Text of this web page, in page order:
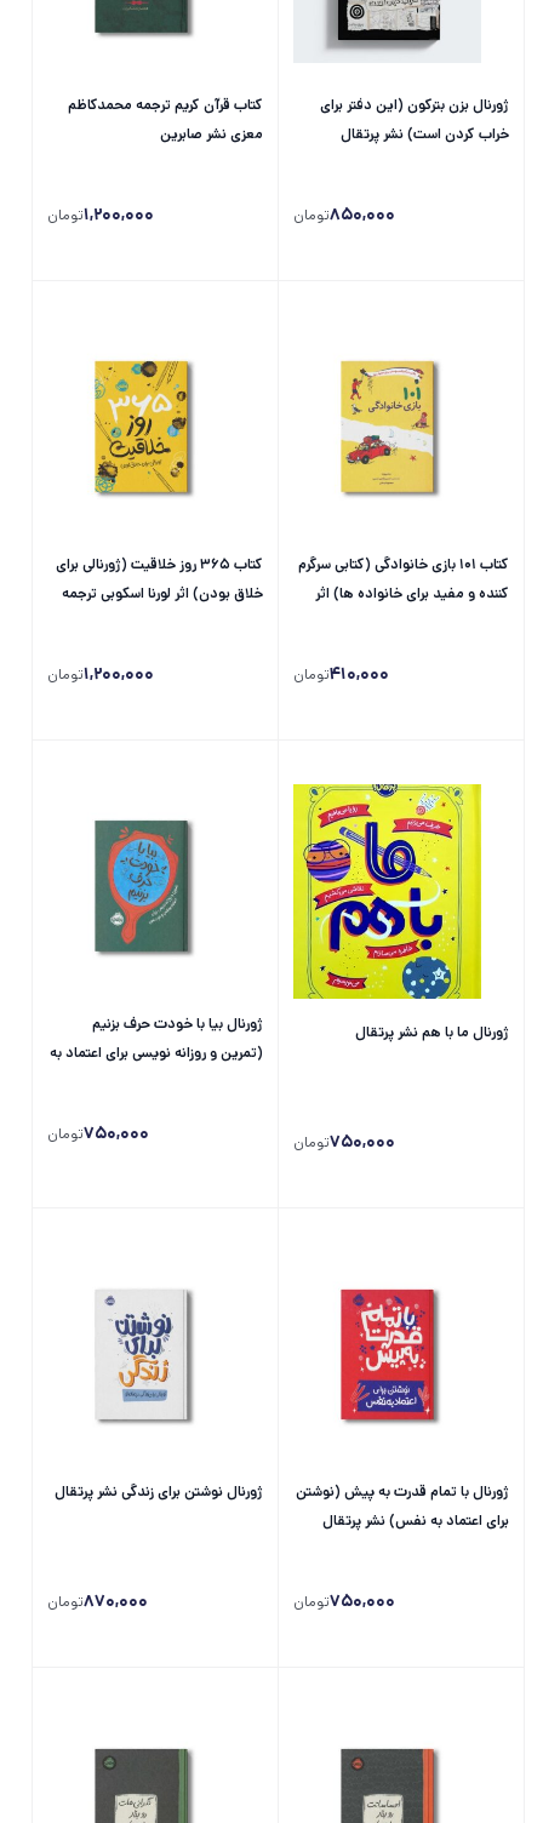
ژورنال بزن بترکون (این دفتر برای
خراب کردن است) نشر پرتقال
850,000تومان
کتاب قرآن کریم ترجمه محمدکاظم
معزی نشر صابرین
1,200,000تومان
کتاب 101 بازی خانوادگی (کتابی سرگرم
کننده و مفید برای خانواده ها) اثر
410,000تومان
کتاب 365 روز خلاقیت (ژورنالی برای
خلاق بودن) اثر لورنا اسکوبی ترجمه
1,200,000تومان
ژورنال ما با هم نشر پرتقال
750,000تومان
ژورنال بیا با خودت حرف بزنیم
(تمرین و روزانه نویسی برای اعتماد به
750,000تومان
ژورنال با تمام قدرت به پیش (نوشتن
برای اعتماد به نفس) نشر پرتقال
750,000تومان
ژورنال نوشتن برای زندگی نشر پرتقال
870,000تومان